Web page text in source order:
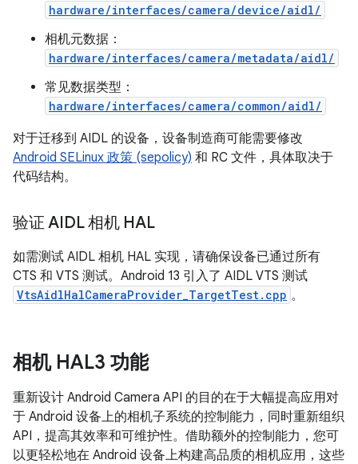
hardware/interfaces/camera/device/aidl/
相机元数据：
hardware/interfaces/camera/metadata/aidl/
常见数据类型：
hardware/interfaces/camera/common/aidl/
对于迁移到 AIDL 的设备，设备制造商可能需要修改
Android SELinux 政策 (sepolicy) 和 RC 文件，具体取决于
代码结构。
验证 AIDL 相机 HAL
如需测试 AIDL 相机 HAL 实现，请确保设备已通过所有
CTS 和 VTS 测试。Android 13 引入了 AIDL VTS 测试
VtsAidlHalCameraProvider_TargetTest.cpp 。
相机 HAL3 功能
重新设计 Android Camera API 的目的在于大幅提高应用对
于 Android 设备上的相机子系统的控制能力，同时重新组织
API，提高其效率和可维护性。借助额外的控制能力，您可
以更轻松地在 Android 设备上构建高品质的相机应用，这些